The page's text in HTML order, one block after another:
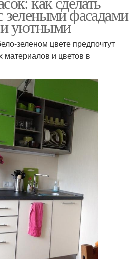
зелеными фасадами
уютными
зеленом цвете предпочтут
материалов и цветов в